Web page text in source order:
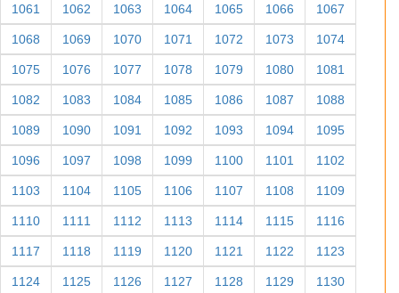
1061 1062 1063 1064 1065 1066 1067
1068 1069 1070 1071 1072 1073 1074
1075 1076 1077 1078 1079 1080 1081
1082 1083 1084 1085 1086 1087 1088
1089 1090 1091 1092 1093 1094 1095
1096 1097 1098 1099 1100 1101 1102
1103 1104 1105 1106 1107 1108 1109
1110 1111 1112 1113 1114 1115 1116
1117 1118 1119 1120 1121 1122 1123
1124 1125 1126 1127 1128 1129 1130